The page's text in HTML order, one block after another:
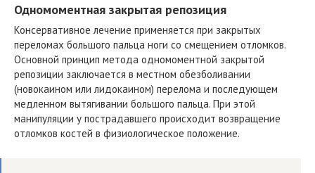
Одномоментная закрытая репозиция
Консервативное лечение применяется при закрытых
переломах большого пальца ноги со смещением отломков.
Основной принцип метода одномоментной закрытой
репозиции заключается в местном обезболивании
(новокаином или лидокаином) перелома и последующем
медленном вытягивании большого пальца. При этой
манипуляции у пострадавшего происходит возвращение
отломков костей в физиологическое положение.